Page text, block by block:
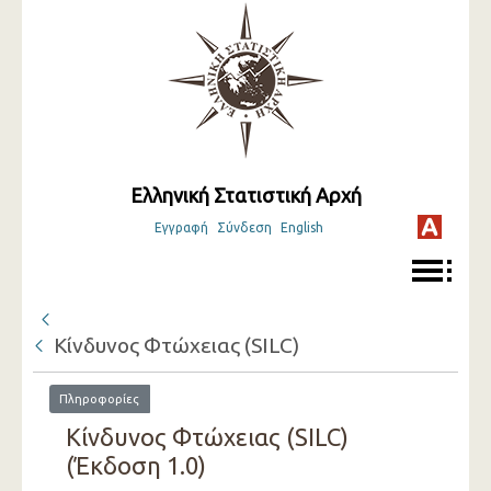
Ελληνική Στατιστική Αρχή
Εγγραφή Σύνδεση English
Κίνδυνος Φτώχειας (SILC)
Πληροφορίες
Κίνδυνος Φτώχειας (SILC)
(Έκδοση 1.0)